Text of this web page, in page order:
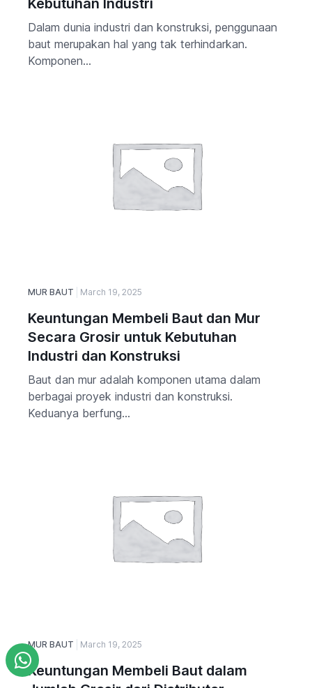
Kebutuhan Industri
Dalam dunia industri dan konstruksi, penggunaan
baut merupakan hal yang tak terhindarkan.
Komponen...
MUR BAUT March 19, 2025
Keuntungan Membeli Baut dan Mur
Secara Grosir untuk Kebutuhan
Industri dan Konstruksi
Baut dan mur adalah komponen utama dalam
berbagai proyek industri dan konstruksi.
Keduanya berfung...
MUR BAUT March 19, 2025
Keuntungan Membeli Baut dalam